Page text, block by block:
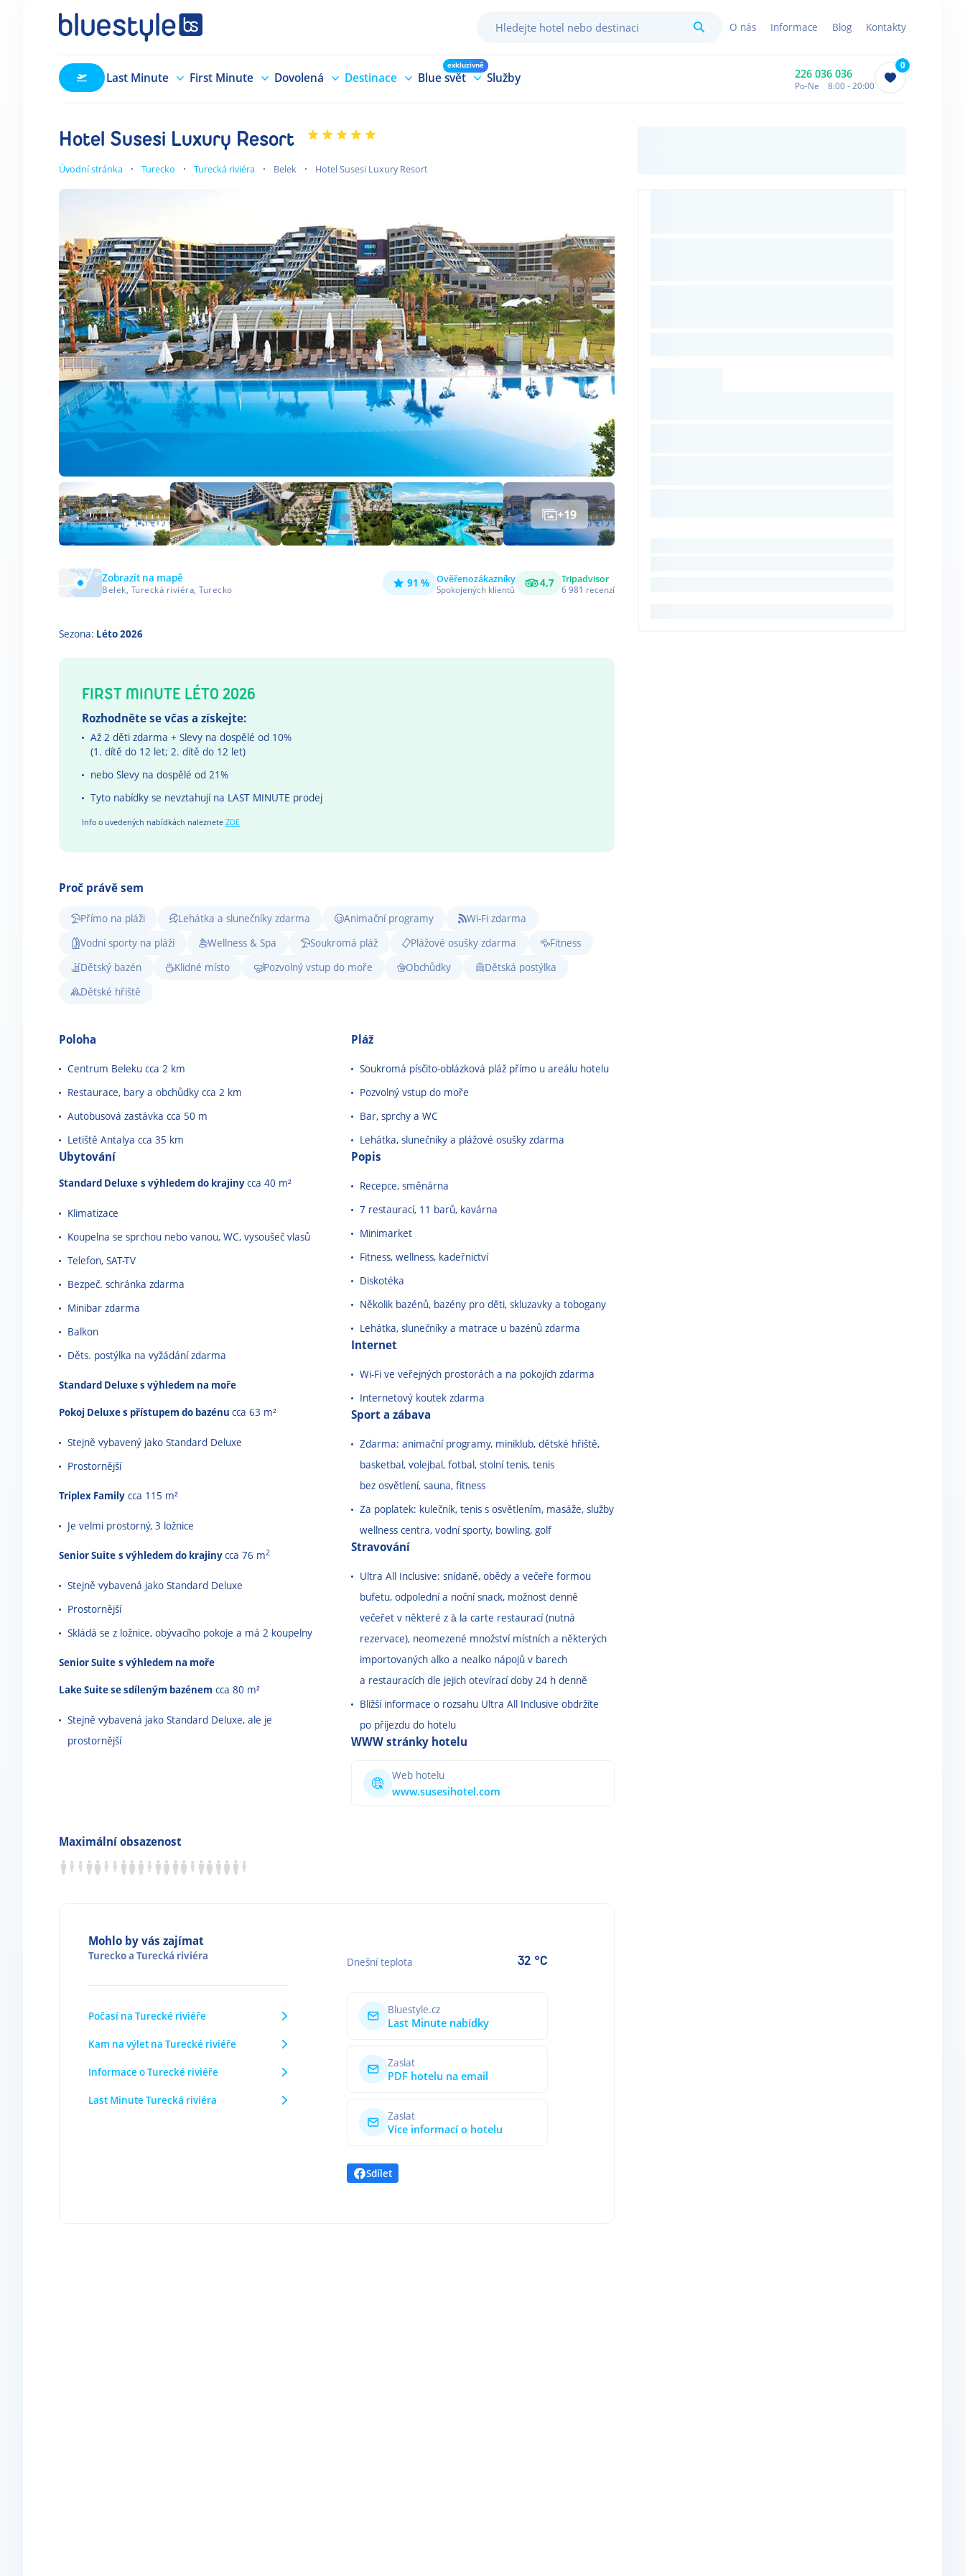
HledatO nás Informace Blog Kontakty
Last Minute First Minute Dovolená Destinace Blue svět
exkluzivně
Služby 226 036 036
Po-Ne 8:00 - 20:00
0
Hotel Susesi Luxury Resort
Úvodní stránka Turecko Turecká riviéra Belek Hotel Susesi Luxury Resort
+19
Zobrazit na mapě
Belek, Turecká riviéra, Turecko 91 % Ověřenozákazníky
Spokojených klientů 4,7 Tripadvisor
6 981 recenzí
Sezona: Léto 2026
FIRST MINUTE LÉTO 2026
Rozhodněte se včas a získejte:
Až 2 děti zdarma + Slevy na dospělé od 10%
(1. dítě do 12 let; 2. dítě do 12 let)
nebo Slevy na dospělé od 21%
Tyto nabídky se nevztahují na LAST MINUTE prodej
Info o uvedených nabídkách naleznete ZDE
Proč právě sem
Přímo na pláži Lehátka a slunečníky zdarma Animační programy
Wi-Fi zdarma
Vodní sporty na pláži
Wellness & Spa Soukromá pláž Plážové osušky zdarma
Fitness
Dětský bazén
Klidné místo Pozvolný vstup do moře Obchůdky
Dětská postýlka
Dětské hřiště
Poloha
Centrum Beleku cca 2 km
Restaurace, bary a obchůdky cca 2 km
Autobusová zastávka cca 50 m
Letiště Antalya cca 35 km
Ubytování
Standard Deluxe s výhledem do krajinycca 40 m²
Klimatizace
Koupelna se sprchou nebo vanou, WC, vysoušeč vlasů
Telefon, SAT-TV
Bezpeč. schránka zdarma
Minibar zdarma
Balkon
Děts. postýlka na vyžádání zdarma
Standard Deluxe s výhledem na moře
Pokoj Deluxe s přístupem do bazénu cca 63 m²
Stejně vybavený jako Standard Deluxe
Prostornější
Triplex Family cca 115 m²
Je velmi prostorný, 3 ložnice
Senior Suite s výhledem do krajinycca 76 m2
Stejně vybavená jako Standard Deluxe
Prostornější
Skládá se z ložnice, obývacího pokoje a má 2 koupelny
Senior Suite s výhledem na moře
Lake Suite se sdíleným bazénem cca 80 m²
Stejně vybavená jako Standard Deluxe, ale je
prostornější
Pláž
Soukromá písčito-oblázková pláž přímo u areálu hotelu
Pozvolný vstup do moře
Bar, sprchy a WC
Lehátka, slunečníky a plážové osušky zdarma
Popis
Recepce, směnárna
7 restaurací, 11 barů, kavárna
Minimarket
Fitness, wellness, kadeřnictví
Diskotéka
Několik bazénů, bazény pro děti, skluzavky a tobogany
Lehátka, slunečníky a matrace u bazénů zdarma
Internet
Wi-Fi ve veřejných prostorách a na pokojích zdarma
Internetový koutek zdarma
Sport a zábava
Zdarma: animační programy, miniklub, dětské hřiště,
basketbal, volejbal, fotbal, stolní tenis, tenis
bez osvětlení, sauna, fitness
Za poplatek: kulečník, tenis s osvětlením, masáže, služby
wellness centra, vodní sporty, bowling, golf
Stravování
Ultra All Inclusive: snídaně, obědy a večeře formou
bufetu, odpolední a noční snack, možnost denně
večeřet v některé z à la carte restaurací (nutná
rezervace), neomezené množství místních a některých
importovaných alko a nealko nápojů v barech
a restauracích dle jejich otevírací doby 24 h denně
Bližší informace o rozsahu Ultra All Inclusive obdržíte
po příjezdu do hotelu
WWW stránky hotelu
Web hotelu
www.susesihotel.com
Maximální obsazenost
Mohlo by vás zajímat
Tureckoa Turecká riviéra
Počasí na Turecké riviéře
Kam na výlet na Turecké riviéře
Informace o Turecké riviéře
Last Minute Turecká riviéra
Dnešní teplota 32 °C
Bluestyle.cz
Last Minute nabídky
Zaslat
PDF hotelu na email
Zaslat
Více informací o hotelu
Sdílet